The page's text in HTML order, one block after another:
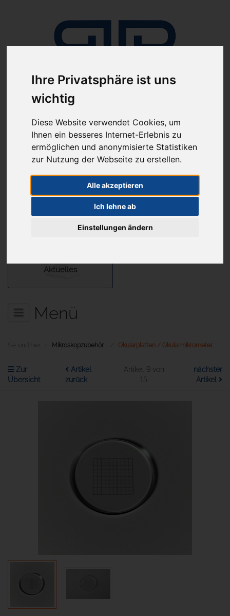
Ihre Privatsphäre ist uns
wichtig
Diese Website verwendet Cookies, um
Ihnen ein besseres Internet-Erlebnis zu
ermöglichen und anonymisierte Statistiken
zur Nutzung der Webseite zu erstellen.
Alle akzeptieren
Ich lehne ab
Einstellungen ändern
ab 100€ versandkostenfrei
(innerhalb Deutschlands)
07641-9360300
Aktuelles
Menü
Sie sind hier: Mikroskopzubehör Okularplatten / Okularmikrometer
Zur
Übersicht
Artikel
zurück
Artikel 9 von
15
nächster
Artikel